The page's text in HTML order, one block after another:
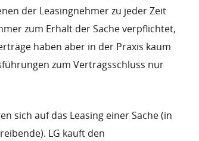
der Leasingnehmer zu jeder Zeit
zum Erhalt der Sache verpflichtet,
haben aber in der Praxis kaum
zum Vertragsschluss nur
sich auf das Leasing einer Sache (in
LG kauft den